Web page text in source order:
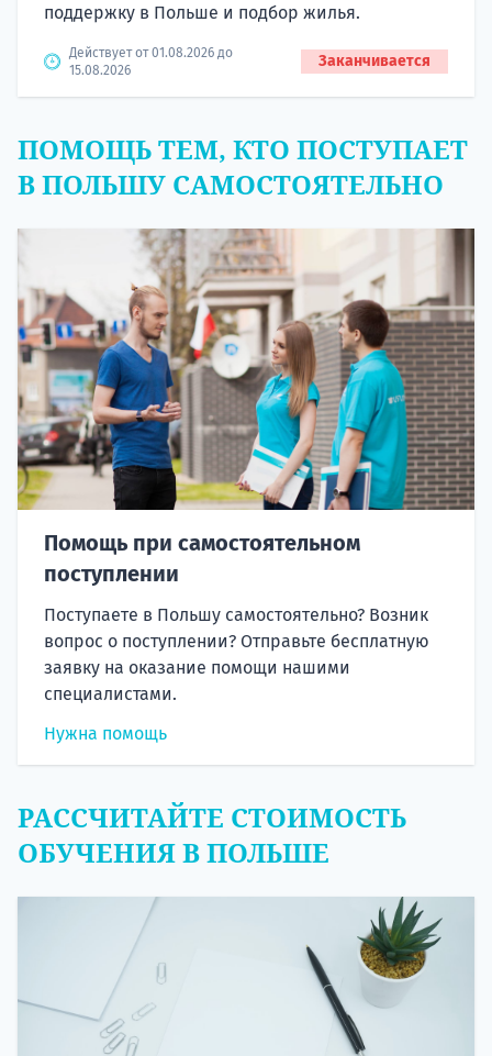
поддержку в Польше и подбор жилья.
Действует от 01.08.2026 до
15.08.2026
Заканчивается
ПОМОЩЬ ТЕМ, КТО ПОСТУПАЕТ
В ПОЛЬШУ САМОСТОЯТЕЛЬНО
Помощь при самостоятельном
поступлении
Поступаете в Польшу самостоятельно? Возник
вопрос о поступлении? Отправьте бесплатную
заявку на оказание помощи нашими
специалистами.
Нужна помощь
РАССЧИТАЙТЕ СТОИМОСТЬ
ОБУЧЕНИЯ В ПОЛЬШЕ